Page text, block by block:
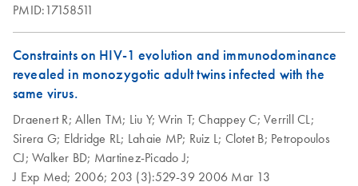
Miniprep Quick-
Start Protocol
EN PDF(69.9KB) Download
Miniprep Kit
PMID:17158511
Constraints on HIV-1 evolution and immunodominance
revealed in monozygotic adult twins infected with the
same virus.
Draenert R; Allen TM; Liu Y;Wrin T;Chappey C; Verrill CL;
Sirera G; Eldridge RL; Lahaie MP; Ruiz L; Clotet B; Petropoulos
CJ; Walker BD; Martinez-Picado J;
J Exp Med; 2006; 203 (3):529-392006 Mar 13